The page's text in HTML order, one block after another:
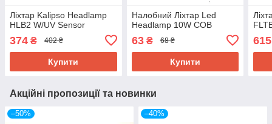
Ліхтар Kalipso Headlamp
HLB2 W/UV Sensor
374 ₴ 402 ₴
Купити
Налобний Ліхтар Led
Headlamp 10W COB
63₴ 68 ₴
Купити
615
Акційні пропозиції та новинки
–50% –40%